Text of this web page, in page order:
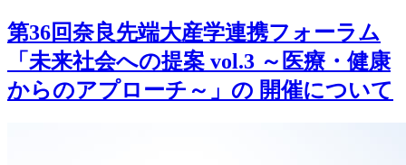
第36回奈良先端大産学連携フォーラム
「未来社会への提案 vol.3 ～医療・健康
からのアプローチ～」の 開催について